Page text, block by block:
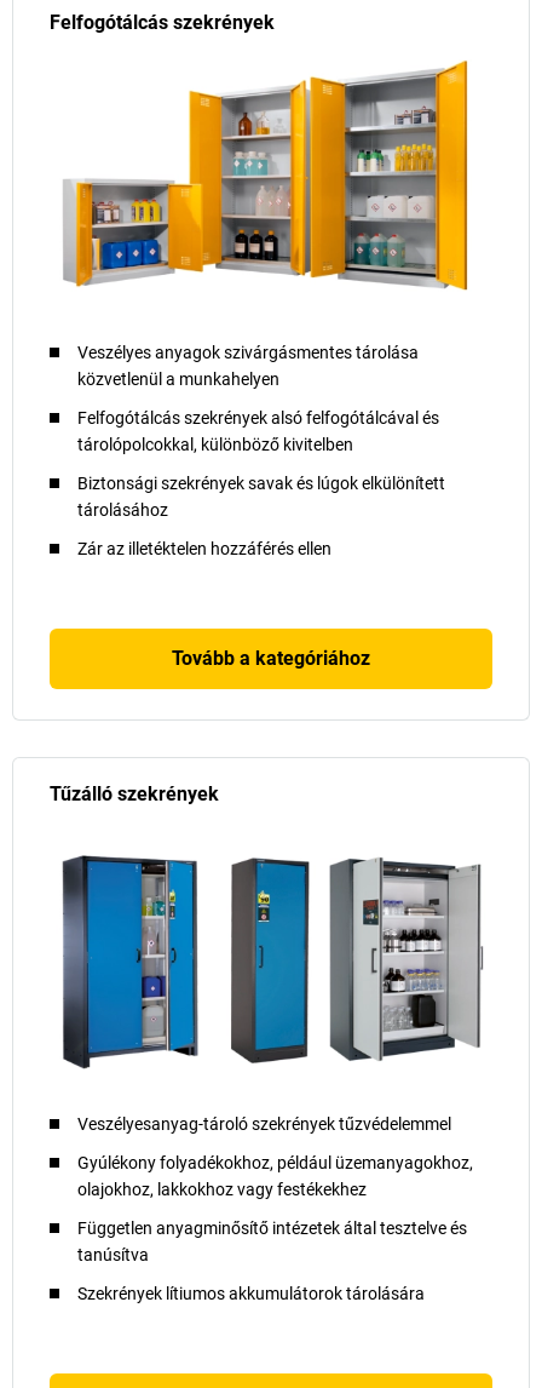
Felfogótálcás szekrények
Veszélyes anyagok szivárgásmentes tárolása
közvetlenül a munkahelyen
Felfogótálcás szekrények alsó felfogótálcával és
tárolópolcokkal, különböző kivitelben
Biztonsági szekrények savak és lúgok elkülönített
tárolásához
Zár az illetéktelen hozzáférés ellen
Tovább a kategóriához
Tűzálló szekrények
Veszélyesanyag-tároló szekrények tűzvédelemmel
Gyúlékony folyadékokhoz, például üzemanyagokhoz,
olajokhoz, lakkokhoz vagy festékekhez
Független anyagminősítő intézetek által tesztelve és
tanúsítva
Szekrények lítiumos akkumulátorok tárolására